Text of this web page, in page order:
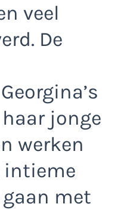
veel
De
jonge
werken
intieme
met